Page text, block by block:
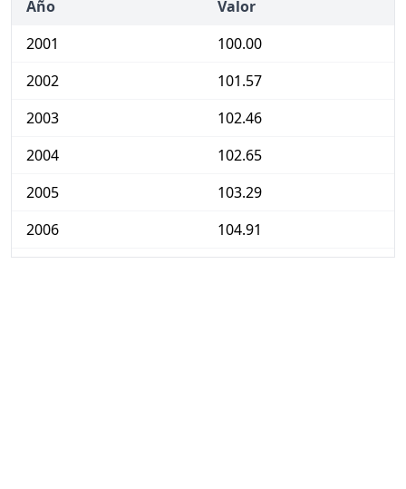
Año
Valor
2001
100.00
2002
101.57
2003
102.46
2004
102.65
2005
103.29
2006
104.91